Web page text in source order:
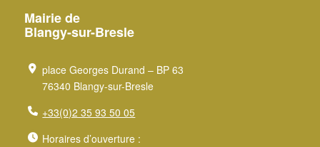
Mairie de
Blangy-sur-Bresle
place Georges Durand – BP 63
76340 Blangy-sur-Bresle
+33(0)2 35 93 50 05
Horaires d’ouverture :